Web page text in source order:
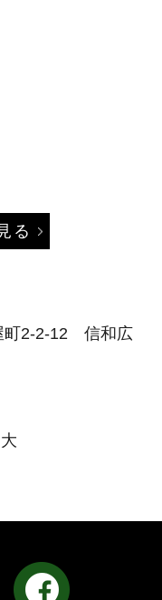
る
町2-2-12 信和広